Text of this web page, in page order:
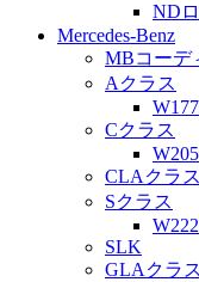
ND
Mercedes-Benz
MBコーデ
Aクラス
Cクラス
W205
CLAクラス
Sクラス
W222
SLK
GLAクラス